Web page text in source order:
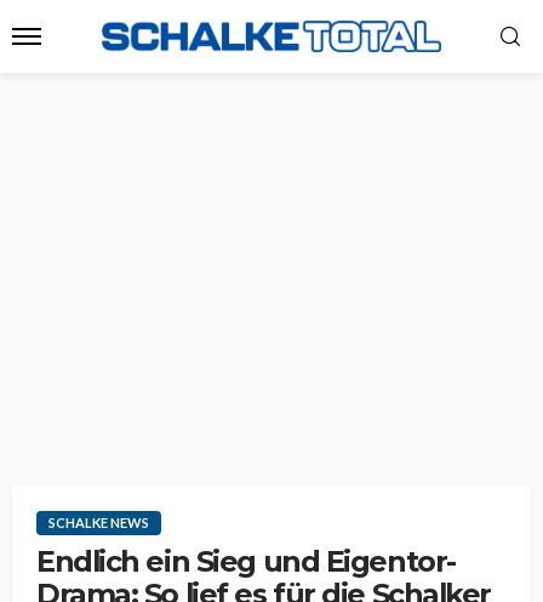
SCHALKE NEWS
Endlich ein Sieg und Eigentor-
Drama: So lief es für die Schalker